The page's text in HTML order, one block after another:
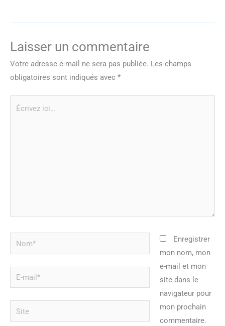
Laisser un commentaire
Votre adresse e-mail ne sera pas publiée. Les champs
obligatoires sont indiqués avec *
Nom*
mail*
Site
Enregistrer
mon nom, mon
e-mail et mon
site dans le
navigateur pour
mon prochain
commentaire.